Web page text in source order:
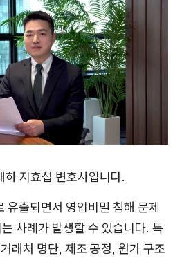
지효섭 변호사입니다.
유출되면서 영업비밀 침해 문제
사례가 발생할 수 있습니다. 특
래처 명단, 제조 공정, 원가 구조